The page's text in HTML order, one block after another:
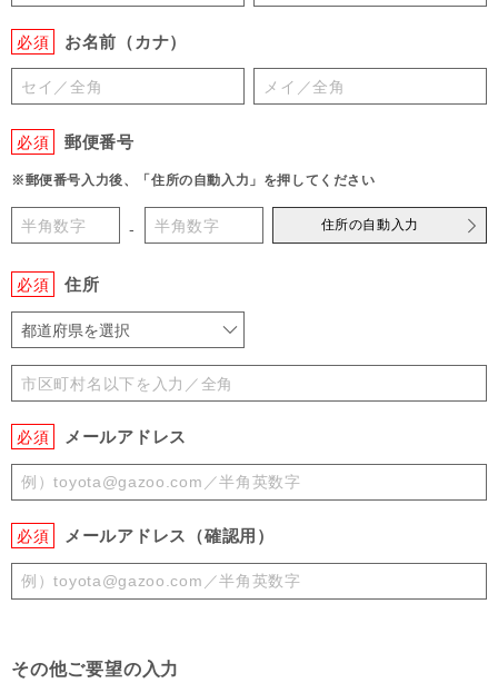
必須 お名前（カナ）
必須 郵便番号
※郵便番号入力後、「住所の自動入力」を押してください
- 住所の自動入力
必須 住所
都道府県を選択
必須 メールアドレス
必須 メールアドレス（確認用）
その他ご要望の入力